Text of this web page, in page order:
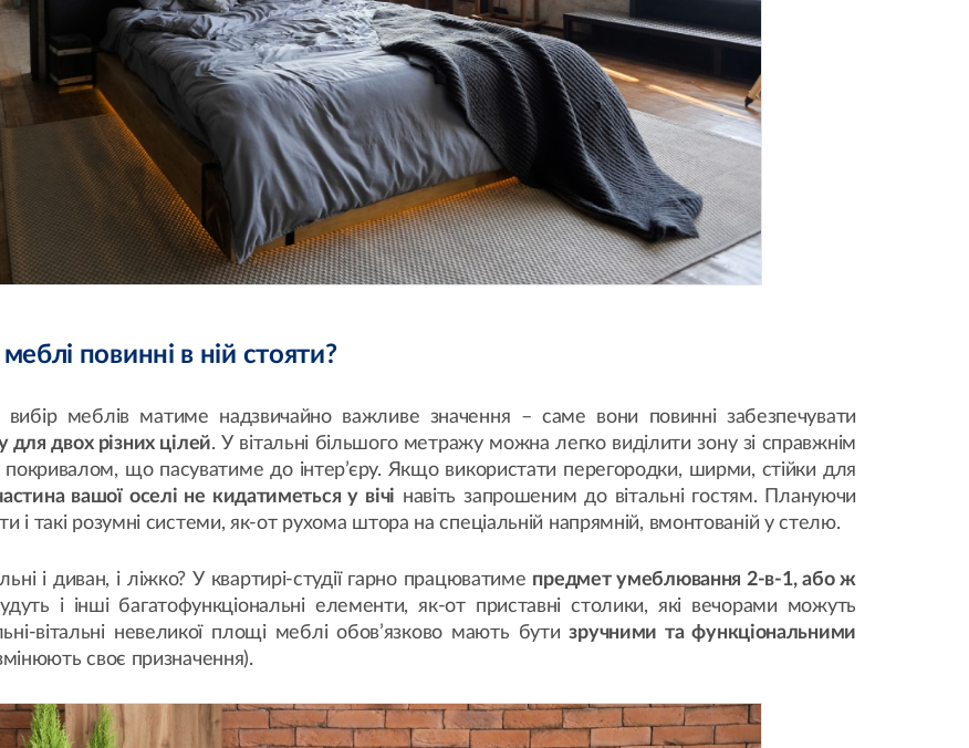
повинні в ній стояти?
вибір меблів матиме надзвичайно важливе значення – саме вони повинні забезпечувати
для двох різних цілей. У вітальні більшого метражу можна легко виділити зону зі справжнім
що пасуватиме до інтер’єру. Якщо використати перегородки, ширми, стійки для
вашої оселі не кидатиметься у вічі навіть запрошеним до вітальні гостям. Плануючи
і такі розумні системи, як-от рухома штора на спеціальній напрямній, вмонтованій у стелю.
і диван, і ліжко? У квартирі-студії гарно працюватиме предмет умеблювання 2-в-1, або ж
і інші багатофункціональні елементи, як-от приставні столики, які вечорами можуть
вітальні невеликої площі меблі обов’язково мають бутизручними та функціональними
своє призначення).